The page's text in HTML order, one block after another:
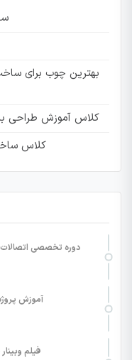
بهترین چوب برای
کلاس آموزش طراحی
کلاس
دوره تخصصی
آموزش
فیلم